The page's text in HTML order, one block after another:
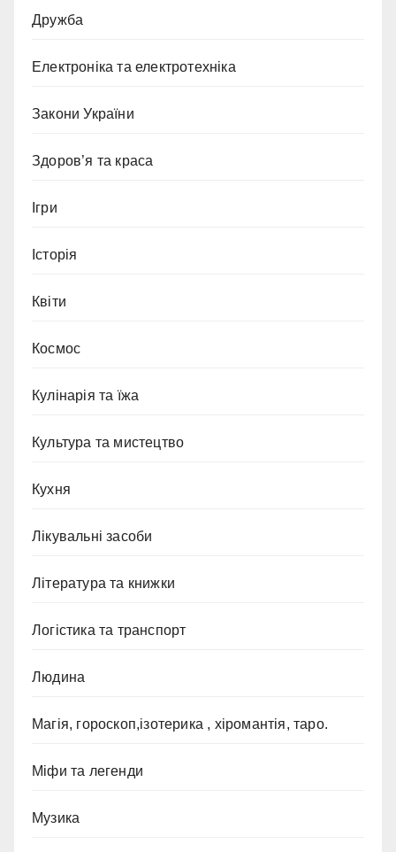
Дружба
Електроніка та електротехніка
Закони України
Здоров’я та краса
Ігри
Історія
Квіти
Космос
Кулінарія та їжа
Культура та мистецтво
Кухня
Лікувальні засоби
Література та книжки
Логістика та транспорт
Людина
Магія, гороскоп,ізотерика , хіромантія, таро.
Міфи та легенди
Музика